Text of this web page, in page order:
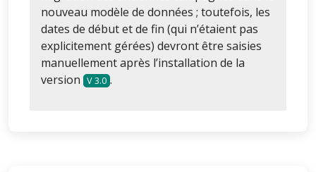
nouveau modèle de données ; toutefois, les
dates de début et de fin (qui n’étaient pas
explicitement gérées) devront être saisies
manuellement après l’installation de la
version
3.0 .